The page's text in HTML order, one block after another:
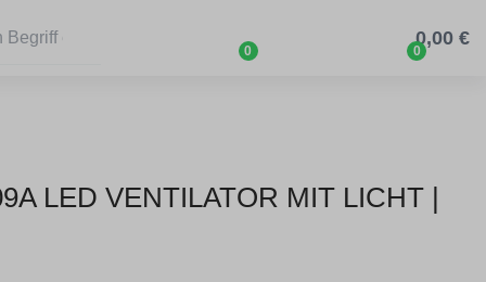
0 0
0,00 €
LED VENTILATOR MIT LICHT |